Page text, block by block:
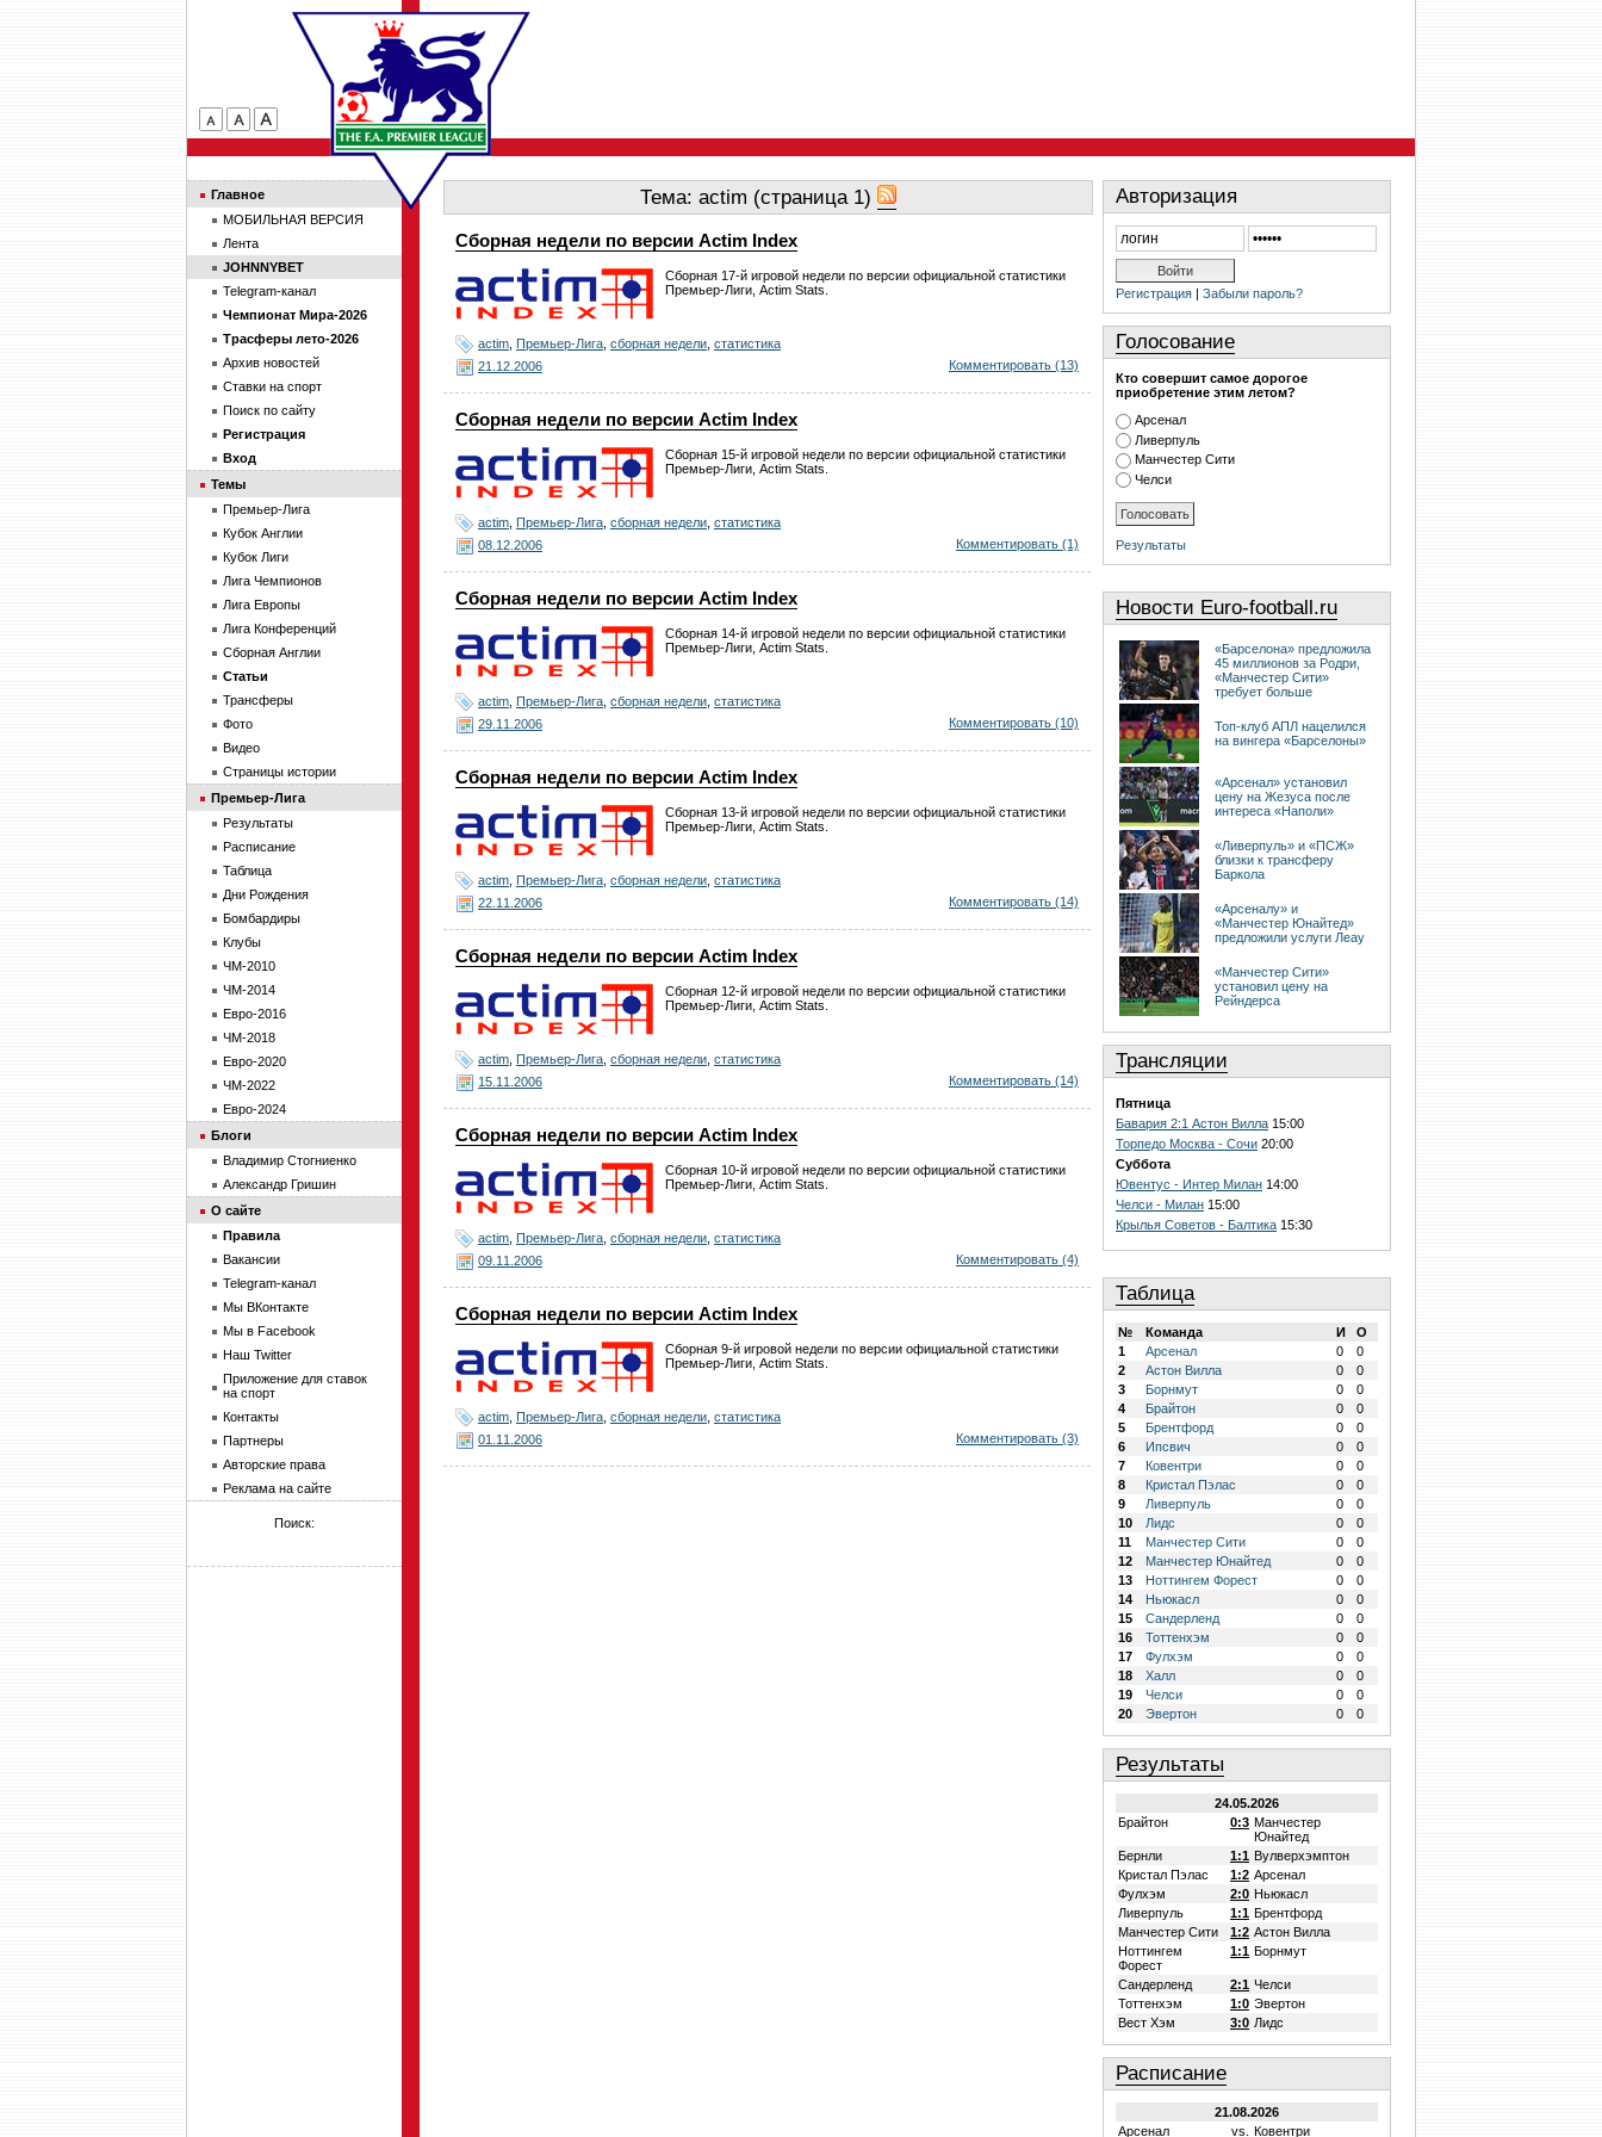
Тема: actim (страница 1)
Сборная недели по версии Actim Index
Сборная 17-й игровой недели по версии официальной статистики
Премьер-Лиги, Actim Stats.
actim Премьер-Лига сборная недели статистика
21.12.2006
Комментировать (13)
Сборная недели по версии Actim Index
Сборная 15-й игровой недели по версии официальной статистики
Премьер-Лиги, Actim Stats.
actim Премьер-Лига сборная недели статистика
08.12.2006
Комментировать (1)
Сборная недели по версии Actim Index
Сборная 14-й игровой недели по версии официальной статистики
Премьер-Лиги, Actim Stats.
actim Премьер-Лига сборная недели статистика
29.11.2006
Комментировать (10)
Сборная недели по версии Actim Index
Сборная 13-й игровой недели по версии официальной статистики
Премьер-Лиги, Actim Stats.
actim Премьер-Лига сборная недели статистика
22.11.2006
Комментировать (14)
Сборная недели по версии Actim Index
Сборная 12-й игровой недели по версии официальной статистики
Премьер-Лиги, Actim Stats.
actim Премьер-Лига сборная недели статистика
15.11.2006
Комментировать (14)
Сборная недели по версии Actim Index
Сборная 10-й игровой недели по версии официальной статистики
Премьер-Лиги, Actim Stats.
actim Премьер-Лига сборная недели статистика
09.11.2006
Комментировать (4)
Сборная недели по версии Actim Index
Сборная 9-й игровой недели по версии официальной статистики
Премьер-Лиги, Actim Stats.
actim Премьер-Лига сборная недели статистика
01.11.2006
Комментировать (3)
Авторизация
Регистрация | Забыли пароль?
Голосование
Кто совершит самое дорогое
приобретение этим летом?
Арсенал
Ливерпуль
Манчестер Сити
Челси
Результаты
Новости Euro-football.ru
«Барселона» предложила
45 миллионов за Родри,
«Манчестер Сити»
требует больше
Топ-клуб АПЛ нацелился
на вингера «Барселоны»
«Арсенал» установил
цену на Жезуса после
интереса «Наполи»
«Ливерпуль» и «ПСЖ»
близки к трансферу
Баркола
«Арсеналу» и
«Манчестер Юнайтед»
предложили услуги Леау
«Манчестер Сити»
установил цену на
Рейндерса
Трансляции
Пятница
Бавария 2:1 Астон Вилла 15:00
Торпедо Москва - Сочи 20:00
Суббота
Ювентус - Интер Милан 14:00
Челси - Милан 15:00
Крылья Советов - Балтика 15:30
Таблица
№ Команда И
О
1
Арсенал 0
0
2
Астон Вилла 0
0
3
Борнмут 0
0
4
Брайтон 0
0
5
Брентфорд 0
0
6
Ипсвич 0
0
7
Ковентри 0
0
8
Кристал Пэлас 0
0
9
Ливерпуль 0
0
10
Лидс 0
0
11
Манчестер Сити 0
0
12
Манчестер Юнайтед 0
0
13
Ноттингем Форест 0
0
14
Ньюкасл 0
0
15
Сандерленд 0
0
16
Тоттенхэм 0
0
17
Фулхэм 0
0
18
Халл 0
0
19
Челси 0
0
20
Эвертон 0 0
Результаты
24.05.2026
Брайтон
0:3 Манчестер
Юнайтед
Бернли
1:1 Вулверхэмптон
Кристал Пэлас
1:2 Арсенал
Фулхэм
2:0 Ньюкасл
Ливерпуль
1:1 Брентфорд
Манчестер Сити
1:2 Астон Вилла
Ноттингем
Форест
1:1 Борнмут
Сандерленд 2:1 Челси
Тоттенхэм
1:0 Эвертон
Вест Хэм
3:0 Лидс
Расписание
21.08.2026
Арсенал
vs. Ковентри
Главное
МОБИЛЬНАЯ ВЕРСИЯ
Лента
JOHNNYBET
Telegram-канал
Чемпионат Мира-2026
Трасферы лето-2026
Архив новостей
Ставки на спорт
Поиск по сайту
Регистрация
Вход
Темы
Премьер-Лига
Кубок Англии
Кубок Лиги
Лига Чемпионов
Лига Европы
Лига Конференций
Сборная Англии
Статьи
Трансферы
Фото
Видео
Страницы истории
Премьер-Лига
Результаты
Расписание
Таблица
Дни Рождения
Бомбардиры
Клубы
ЧМ-2010
ЧМ-2014
Евро-2016
ЧМ-2018
Евро-2020
ЧМ-2022
Евро-2024
Блоги
Владимир Стогниенко
Александр Гришин
О сайте
Правила
Вакансии
Telegram-канал
Мы ВКонтакте
Мы в Facebook
Наш Twitter
Приложение для ставок
на спорт
Контакты
Партнеры
Авторские права
Реклама на сайте
Поиск: